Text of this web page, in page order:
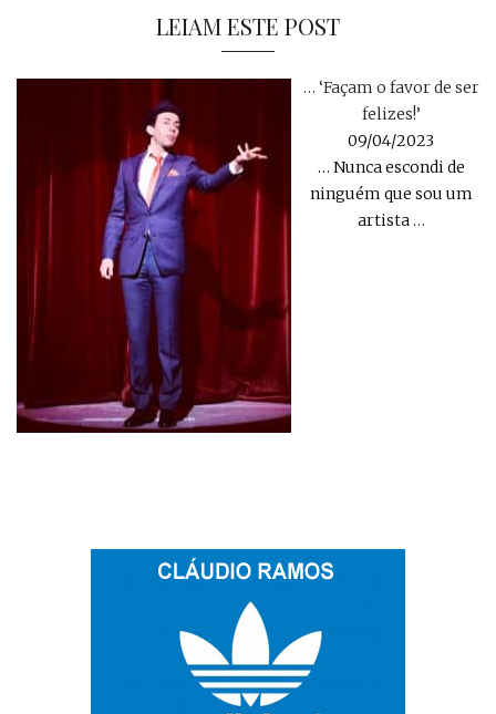
LEIAM ESTE POST
… ‘Façam o favor de ser
felizes!’
09/04/2023
… Nunca escondi de
ninguém que sou um
artista …